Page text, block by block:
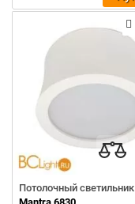
Потолочный светильник